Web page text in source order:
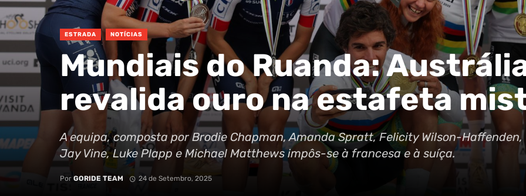
ESTRADA NOTÍCIAS
Mundiais do Ruanda:
revalida ouro na estafeta
A equipa, composta por Brodie Chapman, Amanda Spratt, Felicity Wilson-Haffenden,
Jay Vine, Luke Plapp e Michael Matthews impôs-se à francesa e à suíça.
Por GORIDE TEAM 24 de Setembro, 2025